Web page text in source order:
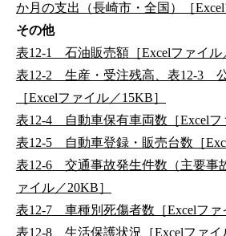
か月の支出（長崎市・全国）［Excel
その他
表12-1 石油販売額［Excelファイル
表12-2 生産・受注残高、表12-3
［Excelファイル／15KB］
表12-4 自動車保有車両数［Excelフ
表12-5 自動車登録・販売台数［
表12-6 交通事故発生件数（主要事
ァイル／20KB］
表12-7 車種別死傷者数［Excelファ
表12-8 生活保護状況［Excelファイ